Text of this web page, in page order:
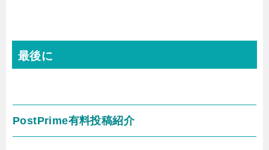
最後に
PostPrime有料投稿紹介